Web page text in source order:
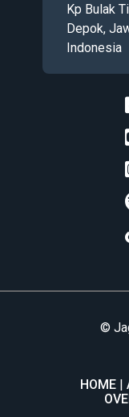
Kp Bulak
Depok,
Indonesia
©
HOME